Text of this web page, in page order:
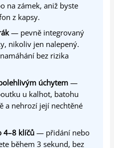
na zámek, aniž byste
z kapsy.
— pevně integrovaný
nikoliv jen nalepený.
bez rizika
úchytem —
u kalhot, batohu
a nehrozí její nechtěné
4–8 klíčů — přidání nebo
během 3 sekund, bez